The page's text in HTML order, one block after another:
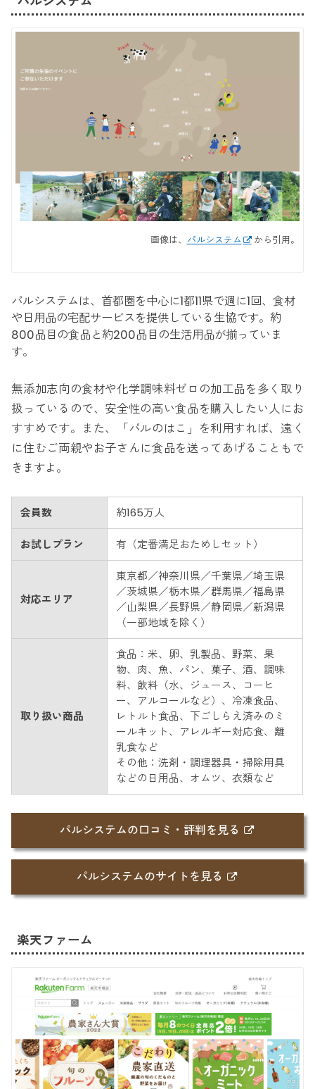
画像は、 パルシステム から引用。
パルシステムは、首都圏を中心に1都11県で週に1回、食材
や日用品の宅配サービスを提供している生協です。約
800品目の食品と約200品目の生活用品が揃っていま
す。
無添加志向の食材や化学調味料ゼロの加工品を多く取り
扱っているので、安全性の高い食品を購入したい人にお
すすめです。また、「パルのはこ」を利用すれば、遠く
に住むご両親やお子さんに食品を送ってあげることもで
きますよ。
会員数 約165万人
お試しプラン 有（定番満足おためしセット）
対応エリア
東京都／神奈川県／千葉県／埼玉県
／茨城県／栃木県／群馬県／福島県
／山梨県／長野県／静岡県／新潟県
（一部地域を除く）
取り扱い商品
食品：米、卵、乳製品、野菜、果
物、肉、魚、パン、菓子、酒、調味
料、飲料（水、ジュース、コーヒ
ー、アルコールなど）、冷凍食品、
レトルト食品、下ごしらえ済みのミ
ールキット、アレルギー対応食、離
乳食など
その他：洗剤・調理器具・掃除用具
などの日用品、オムツ、衣類など
パルシステムの口コミ・評判を見る
パルシステムのサイトを見る
楽天ファーム